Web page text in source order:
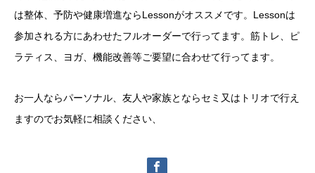
は整体、予防や健康増進ならLessonがオススメです。Lessonは
参加される方にあわせたフルオーダーで行ってます。筋トレ、ピ
ラティス、ヨガ、機能改善等ご要望に合わせて行ってます。
お一人ならパーソナル、友人や家族とならセミ又はトリオで行え
ますのでお気軽に相談ください、